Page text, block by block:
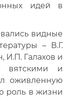
идей в
видные
– В.Г.
И.П. Галахов и
вятскими и
оживленную
роль в жизни